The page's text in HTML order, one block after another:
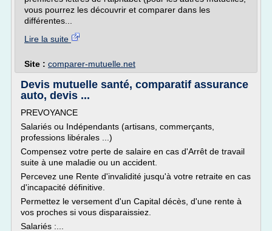
vous pourrez les découvrir et comparer dans les
différentes...
Lire la suite
Site : comparer-mutuelle.net
Devis mutuelle santé, comparatif assurance
auto, devis ...
PREVOYANCE
Salariés ou Indépendants (artisans, commerçants,
professions libérales ...)
Compensez votre perte de salaire en cas d'Arrêt de travail
suite à une maladie ou un accident.
Percevez une Rente d'invalidité jusqu'à votre retraite en cas
d'incapacité définitive.
Permettez le versement d'un Capital décès, d'une rente à
vos proches si vous disparaissiez.
Salariés :...